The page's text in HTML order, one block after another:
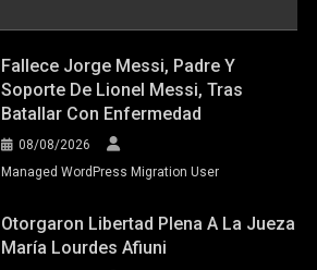
Fallece Jorge Messi, Padre Y
Soporte De Lionel Messi, Tras
Batallar Con Enfermedad
08/08/2026
Managed WordPress Migration User
Otorgaron Libertad Plena A La Jueza
María Lourdes Afiuni